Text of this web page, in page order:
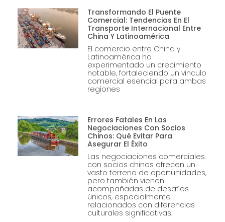
Transformando El Puente
Comercial: Tendencias En El
Transporte Internacional Entre
China Y Latinoamérica
El comercio entre China y
Latinoamérica ha
experimentado un crecimiento
notable, fortaleciendo un vínculo
comercial esencial para ambas
regiones
Errores Fatales En Las
Negociaciones Con Socios
Chinos: Qué Evitar Para
Asegurar El Éxito
Las negociaciones comerciales
con socios chinos ofrecen un
vasto terreno de oportunidades,
pero también vienen
acompañadas de desafíos
únicos, especialmente
relacionados con diferencias
culturales significativas.